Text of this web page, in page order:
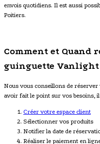
envois quotidiens. Il est aussi
Poitiers.
Comment et Quand
guinguette Vanlight
Nous vous conseillons de réserver
avoir fait le point sur vos besoins,
Créer votre espace client
Sélectionner vos produits
Notifier la date de
Réaliser le paiement en